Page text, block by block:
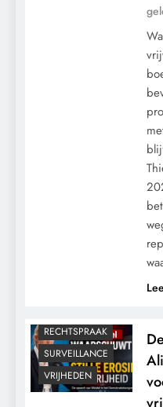
RECHTSPRAAK
SURVEILLANCE
VRIJHEDEN